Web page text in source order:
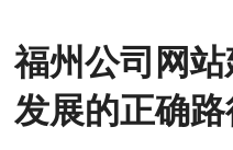
福州公司网
发展的正确